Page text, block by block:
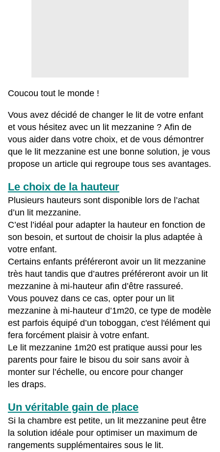
Coucou tout le monde !
Vous avez décidé de changer le lit de votre enfant
et vous hésitez avec un lit mezzanine ? Afin de
vous aider dans votre choix, et de vous démontrer
que le lit mezzanine est une bonne solution, je vous
propose un article qui regroupe tous ses avantages.
Le choix de la hauteur
Plusieurs hauteurs sont disponible lors de l’achat
d’un lit mezzanine.
C’est l’idéal pour adapter la hauteur en fonction de
son besoin, et surtout de choisir la plus adaptée à
votre enfant.
Certains enfants préféreront avoir un lit mezzanine
très haut tandis que d’autres préféreront avoir un lit
mezzanine à mi-hauteur afin d’être rassureé.
Vous pouvez dans ce cas, opter pour un lit
mezzanine à mi-hauteur d’1m20, ce type de modèle
est parfois équipé d’un toboggan, c'est l'élément qui
fera forcément plaisir à votre enfant.
Le lit mezzanine 1m20 est pratique aussi pour les
parents pour faire le bisou du soir sans avoir à
monter sur l’échelle, ou encore pour changer
les draps.
Un véritable gain de place
Si la chambre est petite, un lit mezzanine peut être
la solution idéale pour optimiser un maximum de
rangements supplémentaires sous le lit.